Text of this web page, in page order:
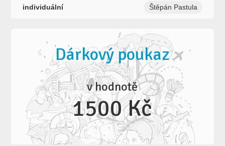
individuální Štěpán Pastula
Dárkový poukaz
v hodnotě
1500 Kč